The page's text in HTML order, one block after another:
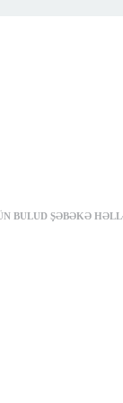
BULUD ŞƏBƏKƏ
Smart Switch